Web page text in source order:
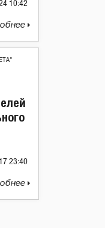
10:42
23:40